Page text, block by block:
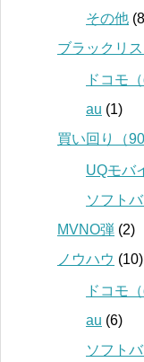
その他
ブラックリス
ドコモ
au (1)
買い回り（
UQモバ
ソフト
MVNO弾 (2)
ノウハウ (10)
ドコモ
au (6)
ソフト